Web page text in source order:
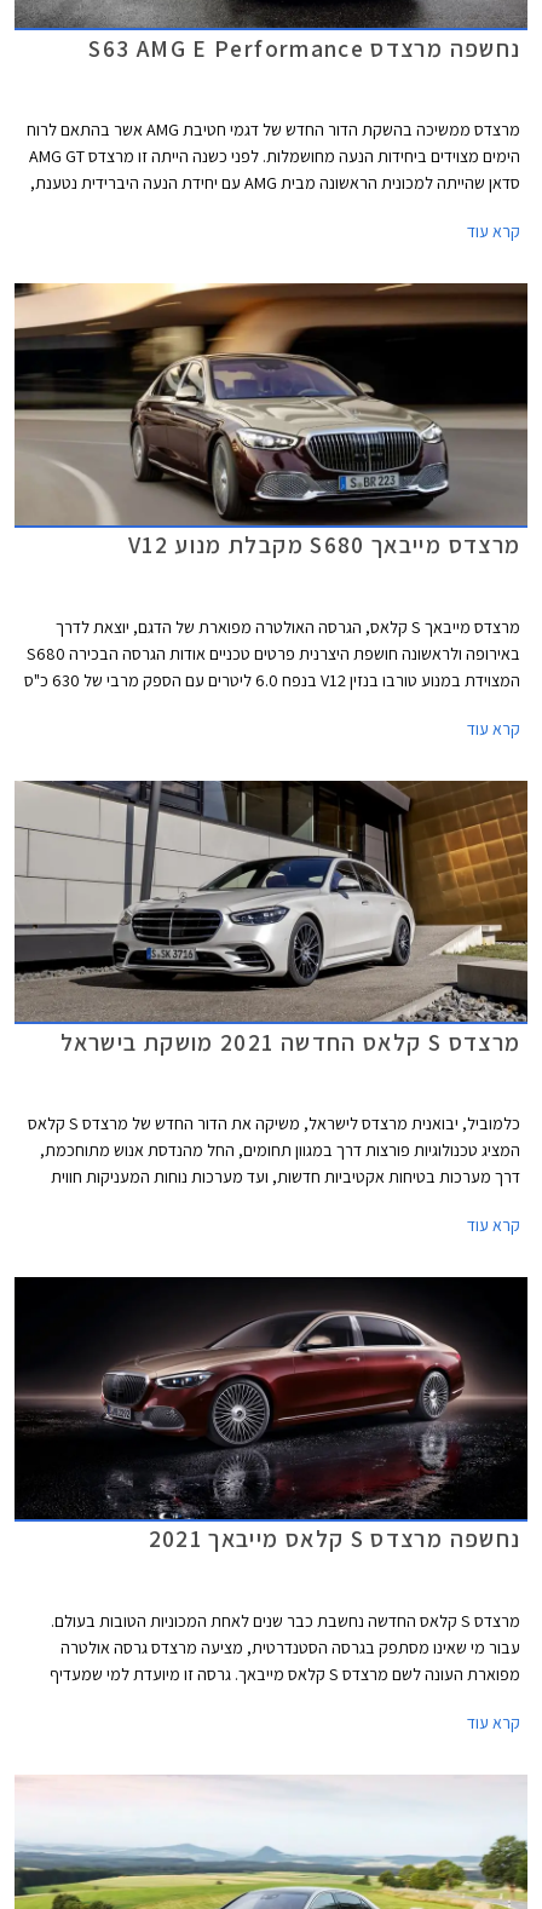
נחשפה מרצדס S63 AMG E Performance
מרצדס ממשיכה בהשקת הדור החדש של דגמי חטיבת AMG אשר בהתאם לרוח
הימים מצוידים ביחידות הנעה מחושמלות. לפני כשנה הייתה זו מרצדס AMG GT
סדאן שהייתה למכונית הראשונה מבית AMG עם יחידת הנעה היברידית נטענת,
של ספינת הדגל מרצדס S63 AMG E Performance.
קרא עוד
מרצדס מייבאך S680 מקבלת מנוע V12
מרצדס מייבאך S קלאס, הגרסה האולטרה מפוארת של הדגם, יוצאת לדרך
באירופה ולראשונה חושפת היצרנית פרטים טכניים אודות הגרסה הבכירה S680
המצוידת במנוע טורבו בנזין V12 בנפח 6.0 ליטרים עם הספק מרבי של 630 כ"ס
קרא עוד
מרצדס S קלאס החדשה 2021 מושקת בישראל
כלמוביל, יבואנית מרצדס לישראל, משיקה את הדור החדש של מרצדס S קלאס
המציג טכנולוגיות פורצות דרך במגוון תחומים, החל מהנדסת אנוש מתוחכמת,
דרך מערכות בטיחות אקטיביות חדשות, ועד מערכות נוחות המעניקות חווית
קרא עוד
נחשפה מרצדס S קלאס מייבאך 2021
מרצדס S קלאס החדשה נחשבת כבר שנים לאחת המכוניות הטובות בעולם.
עבור מי שאינו מסתפק בגרסה הסטנדרטית, מציעה מרצדס גרסה אולטרה
מפוארת העונה לשם מרצדס S קלאס מייבאך. גרסה זו מיועדת למי שמעדיף
קרא עוד